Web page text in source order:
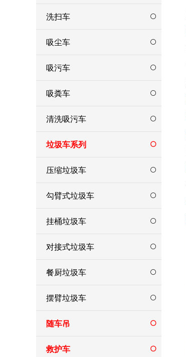
洗扫车
吸尘车
吸污车
吸粪车
清洗吸污车
垃圾车系列
压缩垃圾车
勾臂式垃圾车
挂桶垃圾车
对接式垃圾车
餐厨垃圾车
摆臂垃圾车
随车吊
救护车